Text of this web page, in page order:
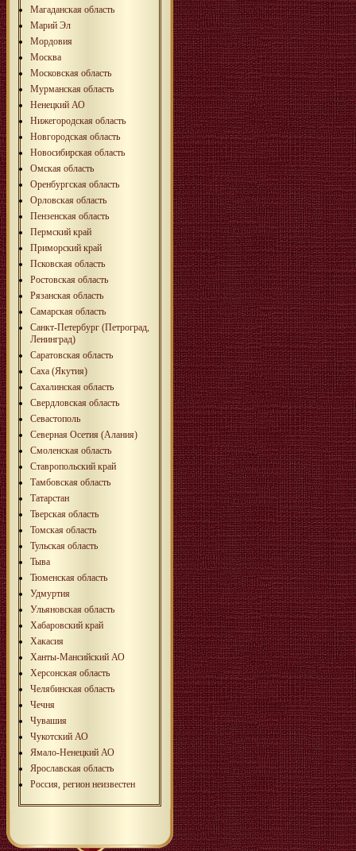
Магаданская область
Марий Эл
Мордовия
Москва
Московская область
Мурманская область
Ненецкий АО
Нижегородская область
Новгородская область
Новосибирская область
Омская область
Оренбургская область
Орловская область
Пензенская область
Пермский край
Приморский край
Псковская область
Ростовская область
Рязанская область
Самарская область
Санкт-Петербург (Петроград,
Ленинград)
Саратовская область
Саха (Якутия)
Сахалинская область
Свердловская область
Севастополь
Северная Осетия (Алания)
Смоленская область
Ставропольский край
Тамбовская область
Татарстан
Тверская область
Томская область
Тульская область
Тыва
Тюменская область
Удмуртия
Ульяновская область
Хабаровский край
Хакасия
Ханты-Мансийский АО
Херсонская область
Челябинская область
Чечня
Чувашия
Чукотский АО
Ямало-Ненецкий АО
Ярославская область
Россия, регион неизвестен